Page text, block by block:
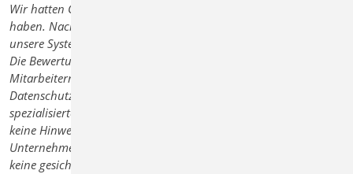
Wir hatten Glück, dass wir den Angriff rechtzeitig entdeckt
haben. Nach rund vier Wochen intensiver Arbeit konnten wir
unsere Systeme und Geschäftsprozesse stabil wiederherstellen.
Die Bewertung der Situation erfolgte gemeinsam mit den
Mitarbeitern unseres Rechenzentrums, unseres
Datenschutzbeauftragten und unter Einbindung einer
spezialisierten Forensik-Firma. Nach aktuellem Stand haben wir
keine Hinweise darauf, dass Quellcodes oder
Unternehmensdaten verloren gingen. Auch liegen uns derzeit
keine gesicherten Hinweise auf einen Abfluss von Daten vor.